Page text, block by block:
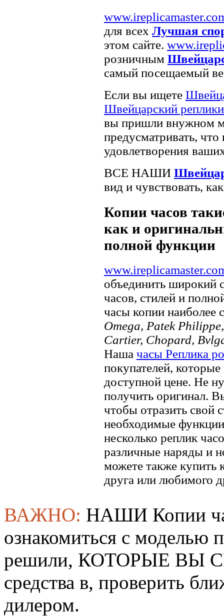
для всех Лучшая
этом сайте.
розничным
самый посещаемый
Если вы ищете
Швейцарский
вы пришли внужном
предусматривать,
удовлетворения
ВСЕ НАШИ
вид и чувствовать,
Копии часов
как и
полной функции
объединить широкий
часов, стилей и
часы копии наиболее
Omega, Patek
Cartier, Chopard,
Наша часы Реплика
покупателей,
доступной цене. Не
получить оригинал.
чтобы отразить свой
необходимые
несколько реплик
различные наряды и
можете также купить
друга или любимого
ВАЖНО: НАШИ Копии
ознакомиться с
решили, КОТОРЫЕ ВЫ
средства в, проверить
дилером.